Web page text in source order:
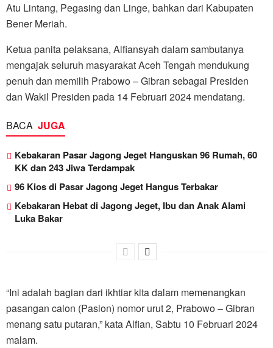
Atu Lintang, Pegasing dan Linge, bahkan dari Kabupaten
Bener Meriah.
Ketua panita pelaksana, Alfiansyah dalam sambutanya
mengajak seluruh masyarakat Aceh Tengah mendukung
penuh dan memilih Prabowo – Gibran sebagai Presiden
dan Wakil Presiden pada 14 Februari 2024 mendatang.
BACA JUGA
Kebakaran Pasar Jagong Jeget Hanguskan 96 Rumah, 60
KK dan 243 Jiwa Terdampak
96 Kios di Pasar Jagong Jeget Hangus Terbakar
Kebakaran Hebat di Jagong Jeget, Ibu dan Anak Alami
Luka Bakar
“Ini adalah bagian dari ikhtiar kita dalam memenangkan
pasangan calon (Paslon) nomor urut 2, Prabowo – Gibran
menang satu putaran,” kata Alfian, Sabtu 10 Februari 2024
malam.